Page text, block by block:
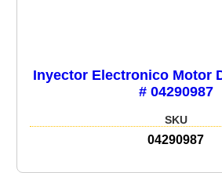
Inyector Electronico Motor
# 04290987
SKU
04290987